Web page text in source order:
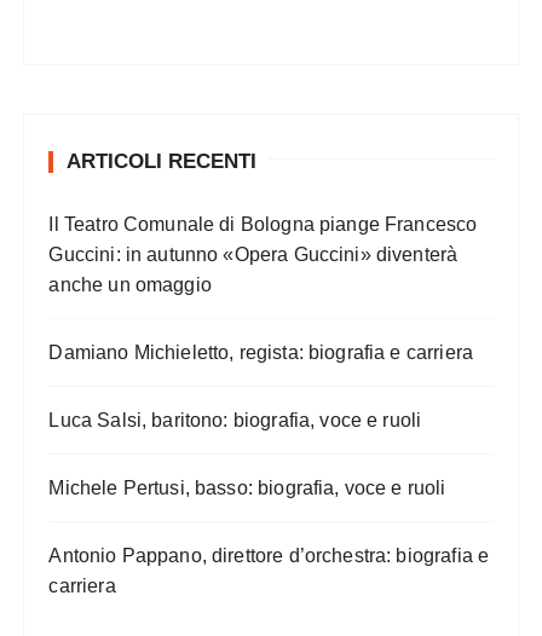
ARTICOLI RECENTI
Il Teatro Comunale di Bologna piange Francesco
Guccini: in autunno «Opera Guccini» diventerà
anche un omaggio
Damiano Michieletto, regista: biografia e carriera
Luca Salsi, baritono: biografia, voce e ruoli
Michele Pertusi, basso: biografia, voce e ruoli
Antonio Pappano, direttore d’orchestra: biografia e
carriera